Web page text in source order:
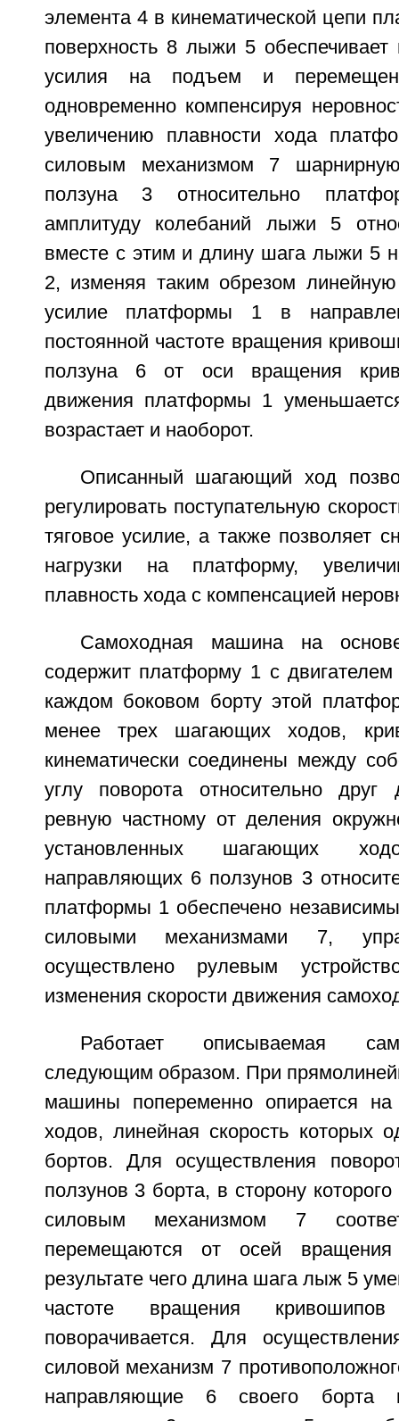
элемента 4 в кинематической цепи
поверхность 8 лыжи 5 обеспечивает
усилия на подъем и
одновременно компенсируя
увеличению плавности хода
силовым механизмом 7
ползуна 3 относительно
амплитуду колебаний лыжи 5
вместе с этим и длину шага лыжи 5
2, изменяя таким обрезом линейную
усилие платформы 1 в
постоянной частоте вращения
ползуна 6 от оси вращения
движения платформы 1
возрастает и наоборот.
Описанный шагающий ход
регулировать поступательную
тяговое усилие, а также позволяет
нагрузки на платформу,
плавность хода с компенсацией
Самоходная машина на
содержит платформу 1 с
каждом боковом борту этой
менее трех шагающих ходов,
кинематически соединены между
углу поворота относительно друг
ревную частному от деления
установленных шагающих
направляющих 6 ползунов 3
платформы 1 обеспечено
силовыми механизмами 7,
осуществлено рулевым
изменения скорости движения
Работает описываемая
следующим образом. При
машины попеременно опирается
ходов, линейная скорость которых
бортов. Для осуществления
ползунов 3 борта, в сторону
силовым механизмом 7
перемещаются от осей
результате чего длина шага лыж 5
частоте вращения
поворачивается. Для
силовой механизм 7
направляющие 6 своего борта